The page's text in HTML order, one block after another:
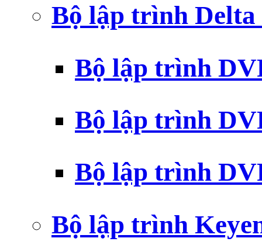
Bộ lập trình
Bộ lập trình
Bộ lập trình
Bộ lập trình
Bộ lập trình